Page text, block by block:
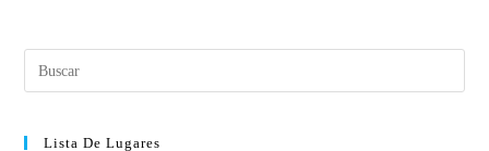
Lista De Lugares